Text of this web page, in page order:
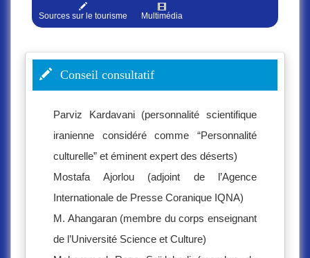
Sources sur le tourisme Multimédia
Conseil consultatif
Parviz Kardavani (personnalité scientifique
iranienne considéré comme “Personnalité
culturelle” et éminent expert des déserts)
Mostafa Ajorlou (adjoint de l’Agence
Internationale de Presse Coranique IQNA)
M. Ahangaran (membre du corps enseignant
de l’Université Science et Culture)